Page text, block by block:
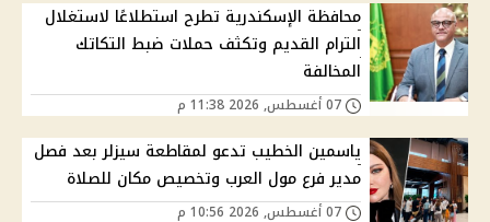
محافظة الإسكندرية تطرح استطلاعًا لاستغلال
الترام القديم وتكثف حملات ضبط التكاتك
المخالفة
ياسمين الخطيب تدعو لمقاطعة سيزلر بعد فصل
مدير فرع مول العرب وتخصيص مكان للصلاة